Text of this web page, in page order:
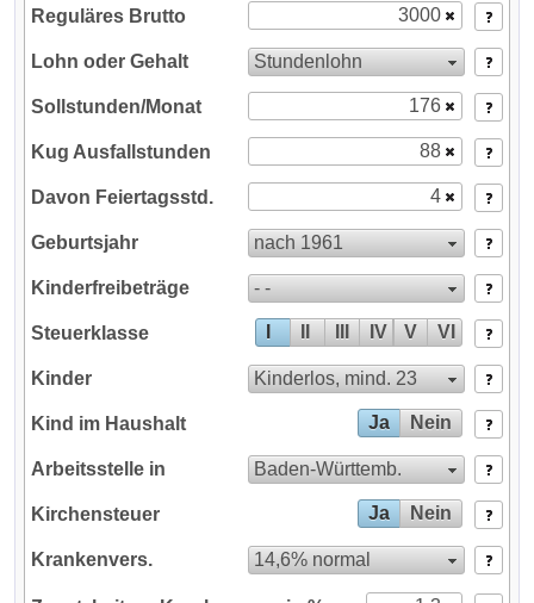
Der Rechner wird geladen ...
Reguläres Brutto
Lohn oder Gehalt Stundenlohn
Sollstunden/Monat
Kug Ausfallstunden
Davon Feiertagsstd.
Geburtsjahr nach 1961
Kinderfreibeträge - -
Steuerklasse IV V VI
Kinder Kinderlos, mind. 23
Kind im Haushalt Ja Nein
Arbeitsstelle in Baden‑Württemb.
Kirchensteuer Ja Nein
Krankenvers. 14,6% normal